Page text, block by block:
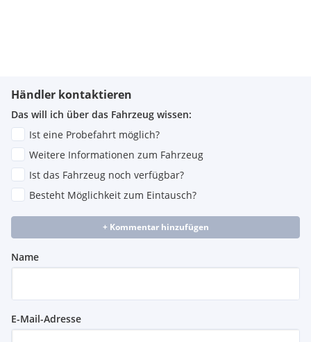
Händler kontaktieren
Das will ich über das Fahrzeug wissen:
Ist eine Probefahrt möglich?
Weitere Informationen zum Fahrzeug
Ist das Fahrzeug noch verfügbar?
Besteht Möglichkeit zum Eintausch?
+ Kommentar hinzufügen
Name
E-Mail-Adresse